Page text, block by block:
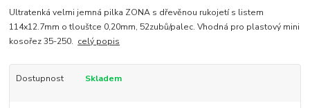
Ultratenká velmi jemná pilka ZONA s dřevěnou rukojetí s listem
114x12.7mm o tlouštce 0,20mm, 52zubů/palec. Vhodná pro plastový mini
kosořez 35-250. celý popis
Dostupnost Skladem